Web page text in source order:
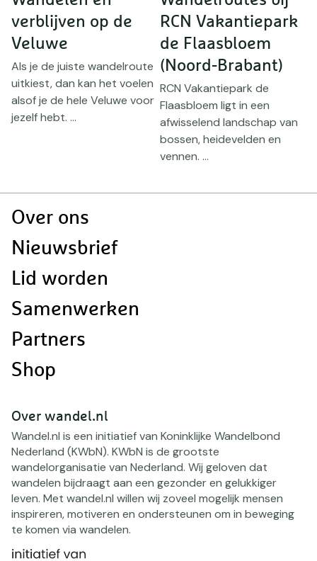
verblijven op de
Veluwe
Als je de juiste wandelroute
uitkiest, dan kan het voelen
alsof je de hele Veluwe voor
jezelf hebt. ...
RCN Vakantiepark
de Flaasbloem
(Noord-Brabant)
RCN Vakantiepark de
Flaasbloem ligt in een
afwisselend landschap van
bossen, heidevelden en
vennen. ...
Doormat
Over ons
Nieuwsbrief
Lid worden
Samenwerken
Partners
Shop
Over wandel.nl
Wandel.nl is een initiatief van Koninklijke Wandelbond
Nederland (KWbN). KWbN is de grootste
wandelorganisatie van Nederland. Wij geloven dat
wandelen bijdraagt aan een gezonder en gelukkiger
leven. Met wandel.nl willen wij zoveel mogelijk mensen
inspireren, motiveren en ondersteunen om in beweging
te komen via wandelen.